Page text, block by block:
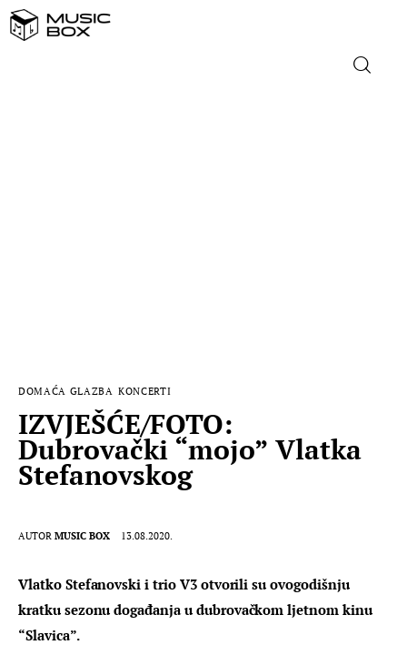
DOMAĆA GLAZBA KONCERTI
IZVJEŠĆE/FOTO:
Dubrovački “mojo” Vlatka
Stefanovskog
AUTOR MUSIC BOX 13.08.2020.
Vlatko Stefanovski i trio V3 otvorili su ovogodišnju
kratku sezonu događanja u dubrovačkom ljetnom kinu
“Slavica”.